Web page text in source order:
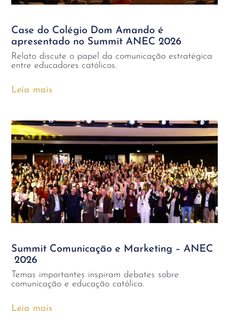
Case do Colégio Dom Amando é
apresentado no Summit ANEC 2026
Relato discute o papel da comunicação estratégica
entre educadores católicos.
Leia mais
Summit Comunicação e Marketing – ANEC
2026
Temas importantes inspiram debates sobre
comunicação e educação católica.
Leia mais